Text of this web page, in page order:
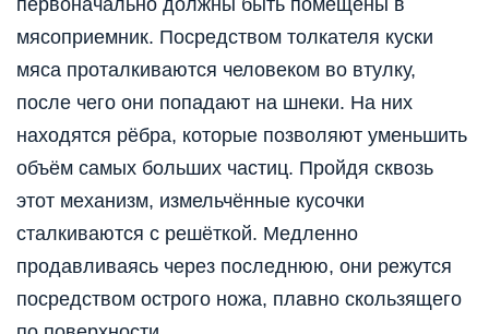
первоначально должны быть помещены в
мясоприемник. Посредством толкателя куски
мяса проталкиваются человеком во втулку,
после чего они попадают на шнеки. На них
находятся рёбра, которые позволяют уменьшить
объём самых больших частиц. Пройдя сквозь
этот механизм, измельчённые кусочки
сталкиваются с решёткой. Медленно
продавливаясь через последнюю, они режутся
посредством острого ножа, плавно скользящего